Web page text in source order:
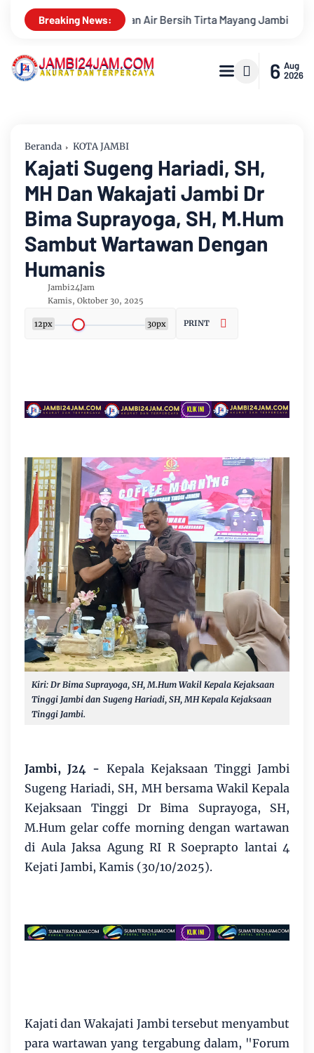
Breaking News:
Kajati Jambi dan Ketua Pengadilan Tinggi Jambi
6 Aug
2026
Beranda KOTA JAMBI
Kajati Sugeng Hariadi, SH,
MH Dan Wakajati Jambi Dr
Bima Suprayoga, SH, M.Hum
Sambut Wartawan Dengan
Humanis
Jambi24Jam
Kamis, Oktober 30, 2025
12px 30px PRINT
Kiri: Dr Bima Suprayoga, SH, M.Hum Wakil Kepala Kejaksaan
Tinggi Jambi dan Sugeng Hariadi, SH, MH Kepala Kejaksaan
Tinggi Jambi.
Jambi, J24 - Kepala Kejaksaan Tinggi Jambi
Sugeng Hariadi, SH, MH bersama Wakil Kepala
Kejaksaan Tinggi Dr Bima Suprayoga, SH,
M.Hum gelar coffe morning dengan wartawan
di Aula Jaksa Agung RI R Soeprapto lantai 4
Kejati Jambi, Kamis (30/10/2025).
Kajati dan Wakajati Jambi tersebut menyambut
para wartawan yang tergabung dalam, "Forum